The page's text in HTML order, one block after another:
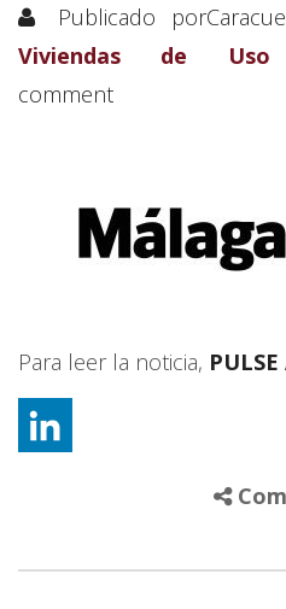
Publicado
Viviendas de Uso
comment
Para leer la noticia,